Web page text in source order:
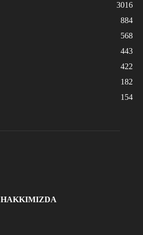
3016
884
568
443
422
182
154
HAKKIMIZDA